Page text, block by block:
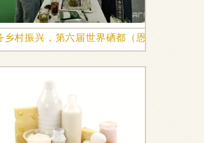
代更需专业认证
乡村振兴，第六届世界硒都（恩施）硒产品